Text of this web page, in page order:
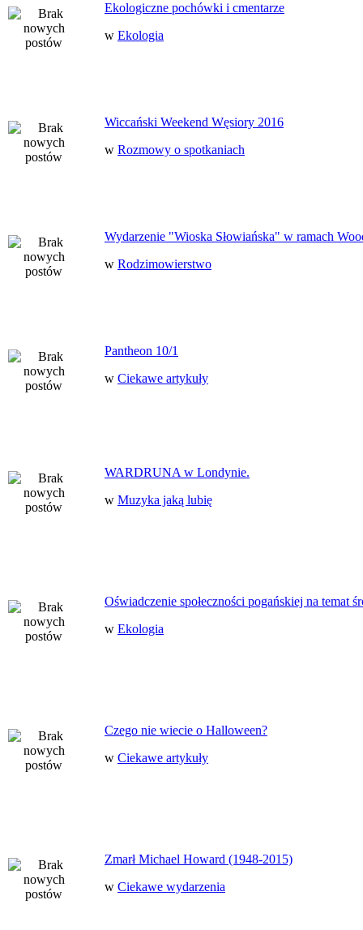
Ekologiczne pochówki i cmentarze
w Ekologia
Wiccański Weekend Węsiory 2016
w Rozmowy o spotkaniach
Wydarzenie "Wioska Słowiańska" w ramach
w Rodzimowierstwo
Pantheon 10/1
w Ciekawe artykuły
WARDRUNA w Londynie.
w Muzyka jaką lubię
Oświadczenie społeczności pogańskiej na temat
w Ekologia
Czego nie wiecie o Halloween?
w Ciekawe artykuły
Zmarł Michael Howard (1948-2015)
w Ciekawe wydarzenia